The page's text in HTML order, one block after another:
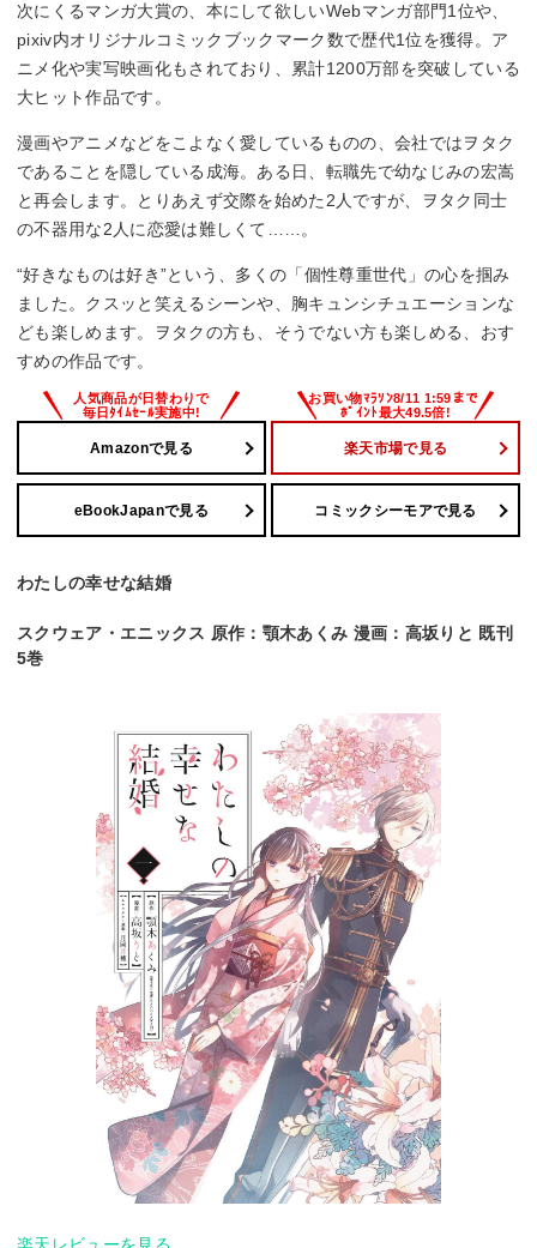
次にくるマンガ大賞の、本にして欲しいWebマンガ部門1位や、
pixiv内オリジナルコミックブックマーク数で歴代1位を獲得。ア
ニメ化や実写映画化もされており、累計1200万部を突破している
大ヒット作品です。
漫画やアニメなどをこよなく愛しているものの、会社ではヲタク
であることを隠している成海。ある日、転職先で幼なじみの宏嵩
と再会します。とりあえず交際を始めた2人ですが、ヲタク同士
の不器用な2人に恋愛は難しくて……。
“好きなものは好き”という、多くの「個性尊重世代」の心を掴み
ました。クスッと笑えるシーンや、胸キュンシチュエーションな
ども楽しめます。ヲタクの方も、そうでない方も楽しめる、おす
すめの作品です。
Amazonで見る 楽天市場で見る
eBookJapanで見る コミックシーモアで見る
わたしの幸せな結婚
スクウェア・エニックス 原作：顎木あくみ 漫画：高坂りと 既刊
5巻